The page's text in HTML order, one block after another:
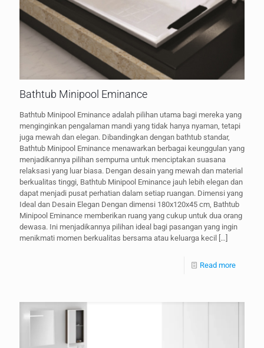
Bathtub Minipool Eminance
Bathtub Minipool Eminance adalah pilihan utama bagi mereka yang
menginginkan pengalaman mandi yang tidak hanya nyaman, tetapi
juga mewah dan elegan. Dibandingkan dengan bathtub standar,
Bathtub Minipool Eminance menawarkan berbagai keunggulan yang
menjadikannya pilihan sempurna untuk menciptakan suasana
relaksasi yang luar biasa. Dengan desain yang mewah dan material
berkualitas tinggi, Bathtub Minipool Eminance jauh lebih elegan dan
dapat menjadi pusat perhatian dalam setiap ruangan. Dimensi yang
Ideal dan Desain Elegan Dengan dimensi 180x120x45 cm, Bathtub
Minipool Eminance memberikan ruang yang cukup untuk dua orang
dewasa. Ini menjadikannya pilihan ideal bagi pasangan yang ingin
menikmati momen berkualitas bersama atau keluarga kecil […]
Read more